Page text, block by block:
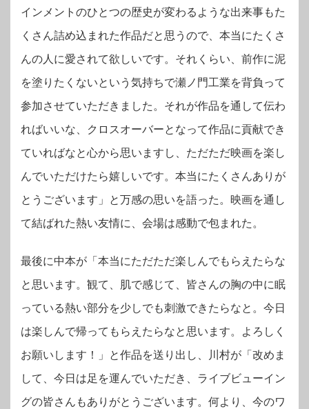
インメントのひとつの歴史が変わるような出来事もた
くさん詰め込まれた作品だと思うので、本当にたくさ
んの人に愛されて欲しいです。それくらい、前作に泥
を塗りたくないという気持ちで瀬ノ門工業を背負って
参加させていただきました。それが作品を通して伝わ
ればいいな、クロスオーバーとなって作品に貢献でき
ていればなと心から思いますし、ただただ映画を楽し
んでいただけたら嬉しいです。本当にたくさんありが
とうございます」と万感の思いを語った。 映画を通し
て結ばれた熱い友情に、会場は感動で包まれた。
最後に中本が「本当にただただ楽しんでもらえたらな
と思います。観て、肌で感じて、皆さんの胸の中に眠
っている熱い部分を少しでも刺激できたらなと。今日
は楽しんで帰ってもらえたらなと思います。よろしく
お願いします！」と作品を送り出し、川村が「改めま
して、今日は足を運んでいただき、ライブビューイン
グの皆さんもありがとうございます。何より、今のワ